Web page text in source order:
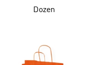
Dozen